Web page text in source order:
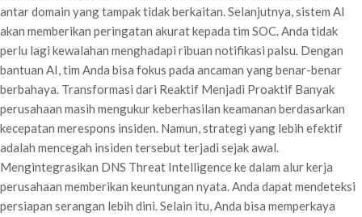
antar domain yang tampak tidak berkaitan. Selanjutnya, sistem AI
akan memberikan peringatan akurat kepada tim SOC. Anda tidak
perlu lagi kewalahan menghadapi ribuan notifikasi palsu. Dengan
bantuan AI, tim Anda bisa fokus pada ancaman yang benar-benar
berbahaya. Transformasi dari Reaktif Menjadi Proaktif Banyak
perusahaan masih mengukur keberhasilan keamanan berdasarkan
kecepatan merespons insiden. Namun, strategi yang lebih efektif
adalah mencegah insiden tersebut terjadi sejak awal.
Mengintegrasikan DNS Threat Intelligence ke dalam alur kerja
perusahaan memberikan keuntungan nyata. Anda dapat mendeteksi
persiapan serangan lebih dini. Selain itu, Anda bisa memperkaya